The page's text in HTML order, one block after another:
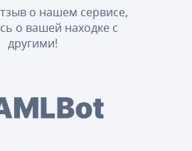
о нашем сервисе,
о вашей находке с
другими!